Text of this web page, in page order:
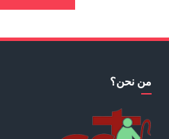
من نحن؟